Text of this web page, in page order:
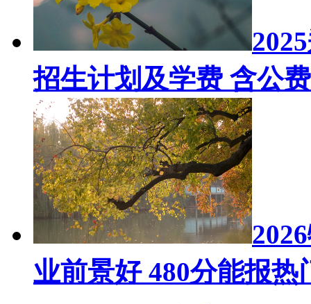
招生计划及学费 含公
业前景好 480分能报